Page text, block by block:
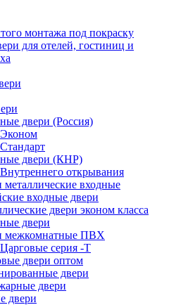
монтажа под покраску
для отелей, гостиниц и
двери (Россия)
Эконом
Стандарт
двери (КНР)
Внутреннего открывания
металлические входные
входные двери
двери эконом класса
двери
межкомнатные ПВХ
Царговые серия -Т
двери оптом
двери
двери
двери